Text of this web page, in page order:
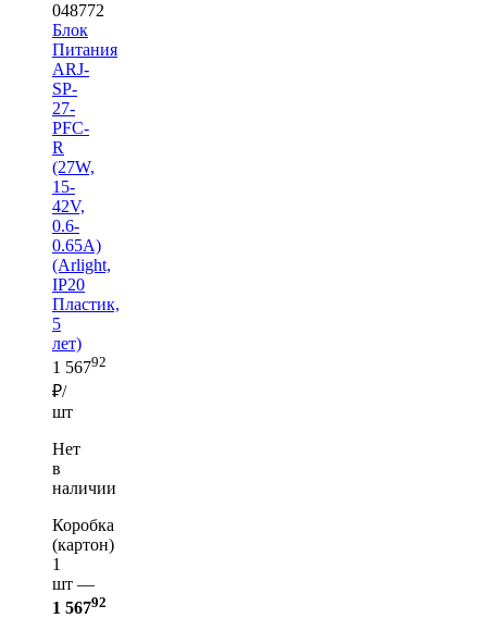
048772
Блок
Питания
ARJ-
SP-
27-
PFC-
R
(27W,
15-
42V,
0.6-
0.65A)
(Arlight,
IP20
Пластик,
5
лет)
1 56792
₽/
шт
Нет
в
наличии
Коробка
(картон)
1
шт —
1 56792